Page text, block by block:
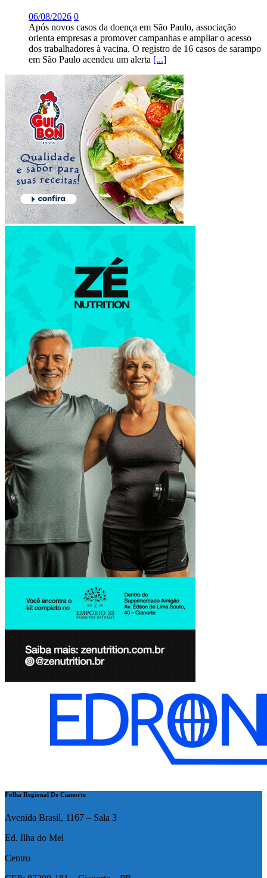
06/08/2026 0
Após novos casos da doença em São Paulo, associação
orienta empresas a promover campanhas e ampliar o acesso
dos trabalhadores à vacina. O registro de 16 casos de sarampo
em São Paulo acendeu um alerta [...]
Folha Regional De Cianorte
Avenida Brasil, 1167 – Sala 3
Ed. Ilha do Mel
Centro